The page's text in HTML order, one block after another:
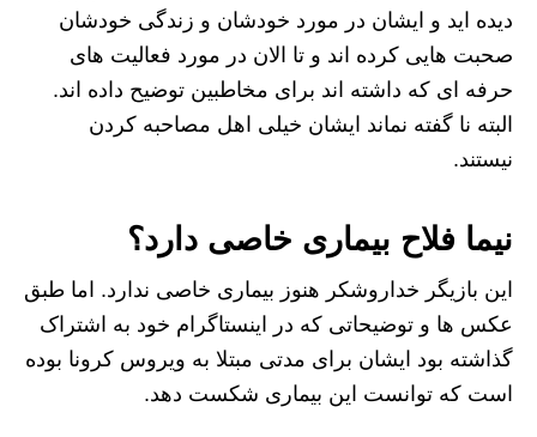
دیده اید و ایشان در مورد خودشان و زندگی خودشان
صحبت هایی کرده اند و تا الان در مورد فعالیت های
حرفه ای که داشته اند برای مخاطبین توضیح داده اند.
البته نا گفته نماند ایشان خیلی اهل مصاحبه کردن
نیستند.
نیما فلاح بیماری خاصی دارد؟
این بازیگر خداروشکر هنوز بیماری خاصی ندارد. اما طبق
عکس ها و توضیحاتی که در اینستاگرام خود به اشتراک
گذاشته بود ایشان برای مدتی مبتلا به ویروس کرونا بوده
است که توانست این بیماری شکست دهد.